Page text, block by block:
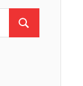
検